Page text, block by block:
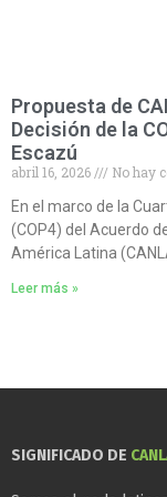
Propuesta de
Decisión de la
Escazú
abril 16, 2026
No hay
En el marco de la
(COP4) del Acuerdo
América Latina
Leer más »
SIGNIFICADO DE